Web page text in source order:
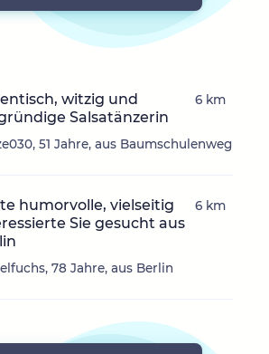
witzig und
Salsatänzerin
51 Jahre, aus Baumschulenweg
6 km
humorvolle, vielseitig
Sie gesucht aus
78 Jahre, aus Berlin
6 km